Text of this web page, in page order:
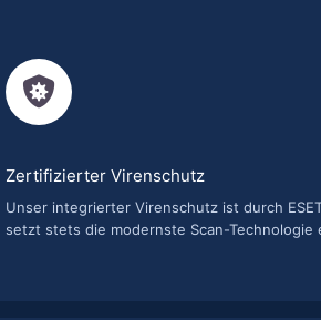
Zertifizierter Virenschutz
Unser integrierter Virenschutz ist durch
setzt stets die modernste Scan-Technologie